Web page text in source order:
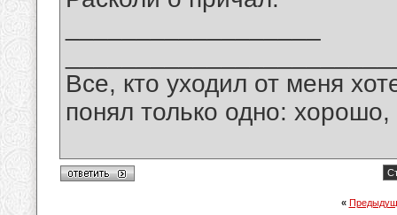
Все, кто уходил от меня
понял только одно:
«